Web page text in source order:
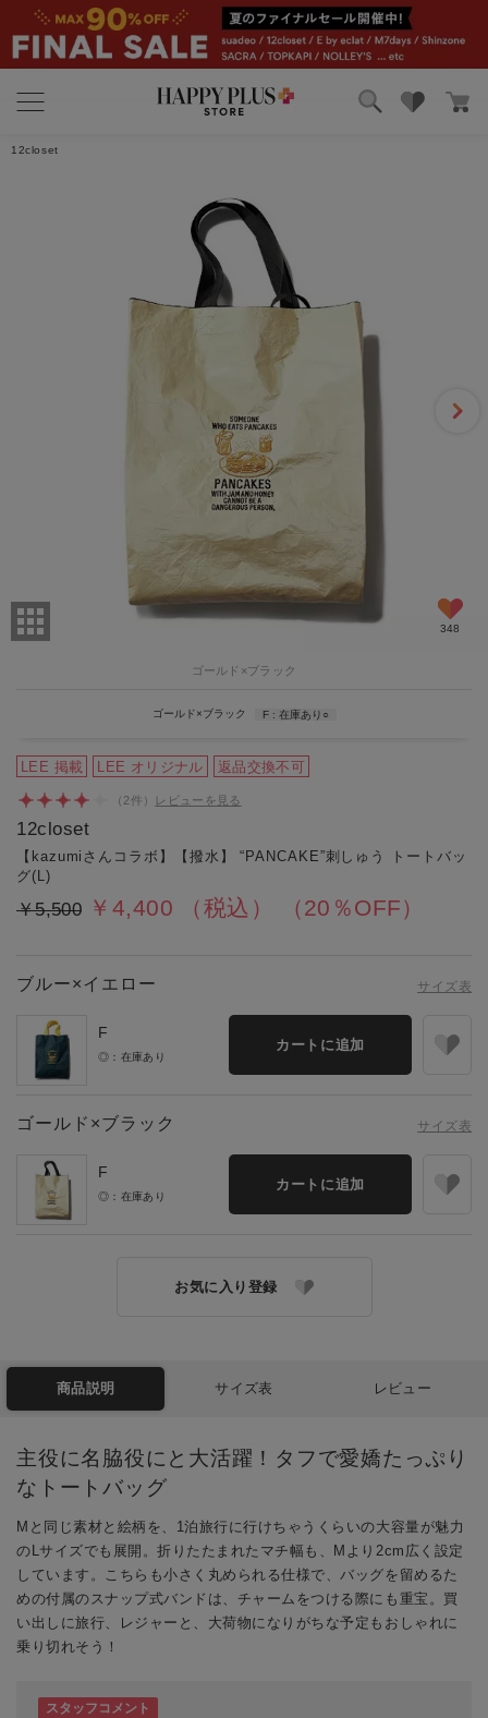
12closet
LEE 掲載 LEE オリジナル 返品交換不可
348
ゴールド×ブラック
ゴールド×ブラック F 在庫あり ○
（ 2 件） レビューを見る
4.5 2件
レビューを書く
｜カラー:ゴールド×ブラック
見た目がかわいかったので、購入してみました。サイズ感も大きく
11人のお客様がこのレビューが参考になったと回答しています
｜カラー:ゴールド×ブラック
使いやすい色味で、荷物も沢山入るので、使い勝手が良いです。メ
インバッグとも合わせやすいです。サイズ違いで、…
もっと見る
12closet
【kazumiさんコラボ】【撥水】 “PANCAKE”刺しゅう トートバッ
グ(L)
￥5,500 ￥4,400 （税込） （20％OFF）
サイズ表
ブルー×イエロー
F
◎：在庫あり
カートに追加
サイズ表
ゴールド×ブラック
F
◎：在庫あり
カートに追加
お気に入り登録
商品説明 サイズ表 レビュー
主役に名脇役にと大活躍！タフで愛嬌たっぷり
なトートバッグ
Mと同じ素材と絵柄を、1泊旅行に行けちゃうくらいの大容量が魅力
のLサイズでも展開。折りたたまれたマチ幅も、Mより2cm広く設定
しています。こちらも小さく丸められる仕様で、バッグを留めるた
めの付属のスナップ式バンドは、チャームをつける際にも重宝。買
い出しに旅行、レジャーと、大荷物になりがちな予定もおしゃれに
乗り切れそう！
スタッフコメント